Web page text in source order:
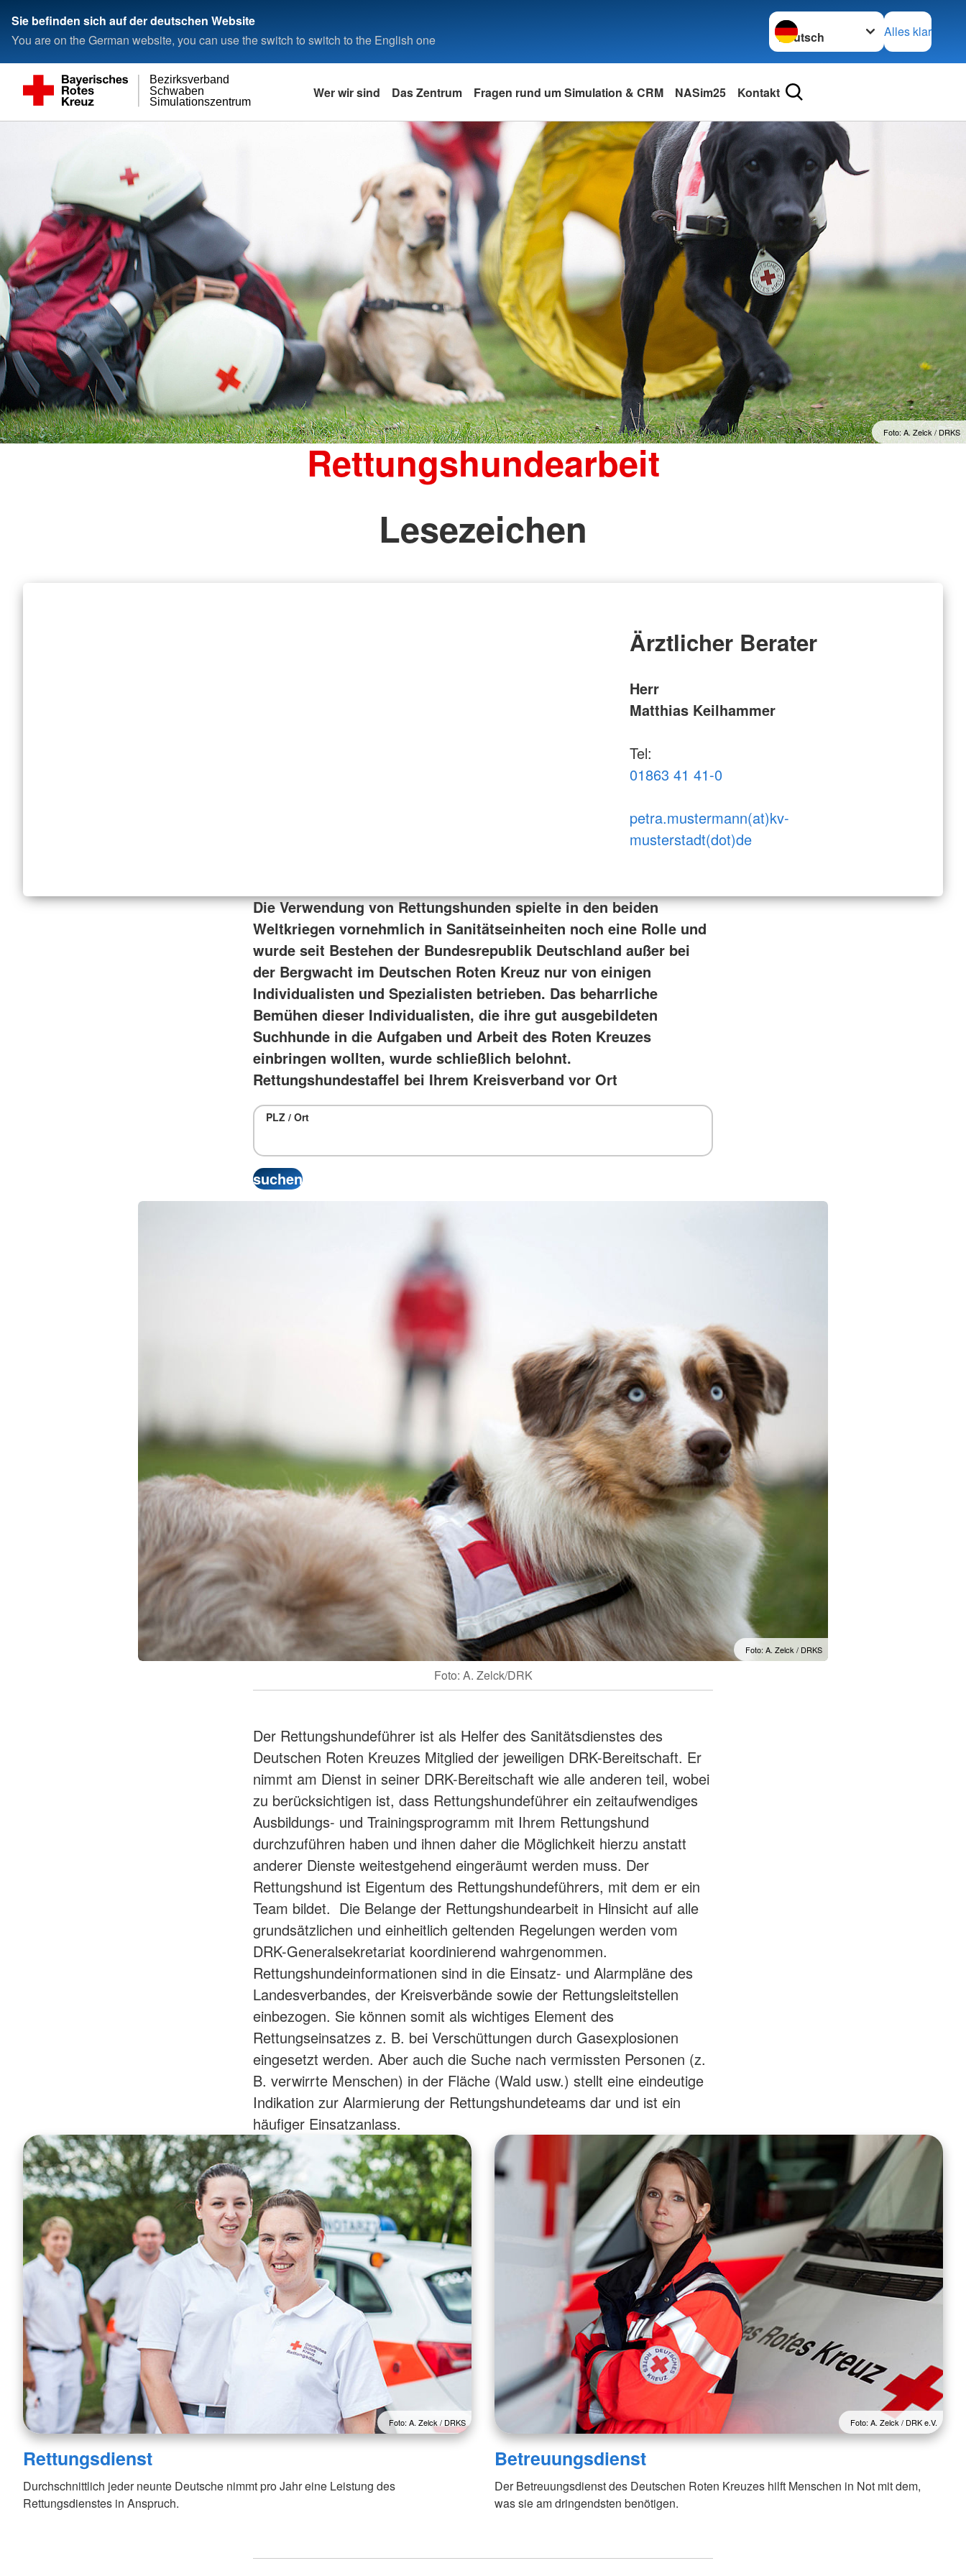
Sie befinden sich auf der deutschen Website
You are on the German website, you can use the switch to switch to the English one
Sprache wechseln zu
Alles klar
Simulationszentrum
Schwaben
Bezirksverband
Wer wir sind Das Zentrum Fragen rund um Simulation & CRM NASim25 Kontakt
Foto: A. Zelck / DRKS
Rettungshundearbeit
Lesezeichen
Ärztlicher Berater
Herr
Matthias Keilhammer
Tel:
01863 41 41-0
petra.mustermann(at)kv-
musterstadt(dot)de
Die Verwendung von Rettungshunden spielte in den beiden
Weltkriegen vornehmlich in Sanitätseinheiten noch eine Rolle und
wurde seit Bestehen der Bundesrepublik Deutschland außer bei
der Bergwacht im Deutschen Roten Kreuz nur von einigen
Individualisten und Spezialisten betrieben. Das beharrliche
Bemühen dieser Individualisten, die ihre gut ausgebildeten
Suchhunde in die Aufgaben und Arbeit des Roten Kreuzes
einbringen wollten, wurde schließlich belohnt.
Rettungshundestaffel bei Ihrem Kreisverband vor Ort
PLZ / Ort
Foto: A. Zelck / DRKS
Foto: A. Zelck/DRK
Der Rettungshundeführer ist als Helfer des Sanitätsdienstes des
Deutschen Roten Kreuzes Mitglied der jeweiligen DRK-Bereitschaft. Er
nimmt am Dienst in seiner DRK-Bereitschaft wie alle anderen teil, wobei
zu berücksichtigen ist, dass Rettungshundeführer ein zeitaufwendiges
Ausbildungs- und Trainingsprogramm mit Ihrem Rettungshund
durchzuführen haben und ihnen daher die Möglichkeit hierzu anstatt
anderer Dienste weitestgehend eingeräumt werden muss. Der
Rettungshund ist Eigentum des Rettungshundeführers, mit dem er ein
Team bildet. Die Belange der Rettungshundearbeit in Hinsicht auf alle
grundsätzlichen und einheitlich geltenden Regelungen werden vom
DRK-Generalsekretariat koordinierend wahrgenommen.
Rettungshundeinformationen sind in die Einsatz- und Alarmpläne des
Landesverbandes, der Kreisverbände sowie der Rettungsleitstellen
einbezogen. Sie können somit als wichtiges Element des
Rettungseinsatzes z. B. bei Verschüttungen durch Gasexplosionen
eingesetzt werden. Aber auch die Suche nach vermissten Personen (z.
B. verwirrte Menschen) in der Fläche (Wald usw.) stellt eine eindeutige
Indikation zur Alarmierung der Rettungshundeteams dar und ist ein
häufiger Einsatzanlass.
Foto: A. Zelck / DRKS
Rettungsdienst
Durchschnittlich jeder neunte Deutsche nimmt pro Jahr eine Leistung des
Rettungsdienstes in Anspruch.
Foto: A. Zelck / DRK e.V.
Betreuungsdienst
Der Betreuungsdienst des Deutschen Roten Kreuzes hilft Menschen in Not mit dem,
was sie am dringendsten benötigen.